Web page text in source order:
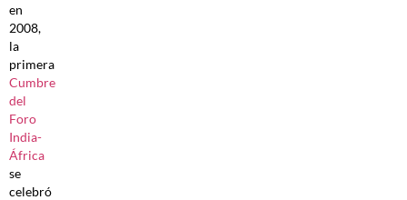
en
2008,
la
primera
Cumbre
del
Foro
India-
África
se
celebró